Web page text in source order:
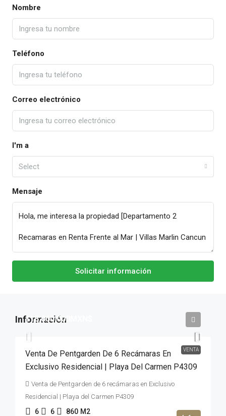
Nombre
Teléfono
Correo electrónico
I'm a
Select
Mensaje
Solicitar información
VENTA
118,000,000MXN$
Venta De Pentgarden De 6 Recámaras En
Exclusivo Residencial | Playa Del Carmen P4309
Venta de Pentgarden de 6 recámaras en Exclusivo
Residencial | Playa del Carmen P4309
6 6 860 M2